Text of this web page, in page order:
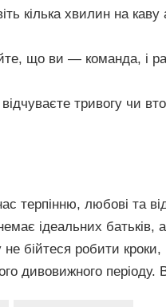
кілька хвилин на
що ви — команда, і
тривогу чи
терпінню, любові та
ідеальних батьків,
бійтеся робити кроки,
дивовижного періоду.